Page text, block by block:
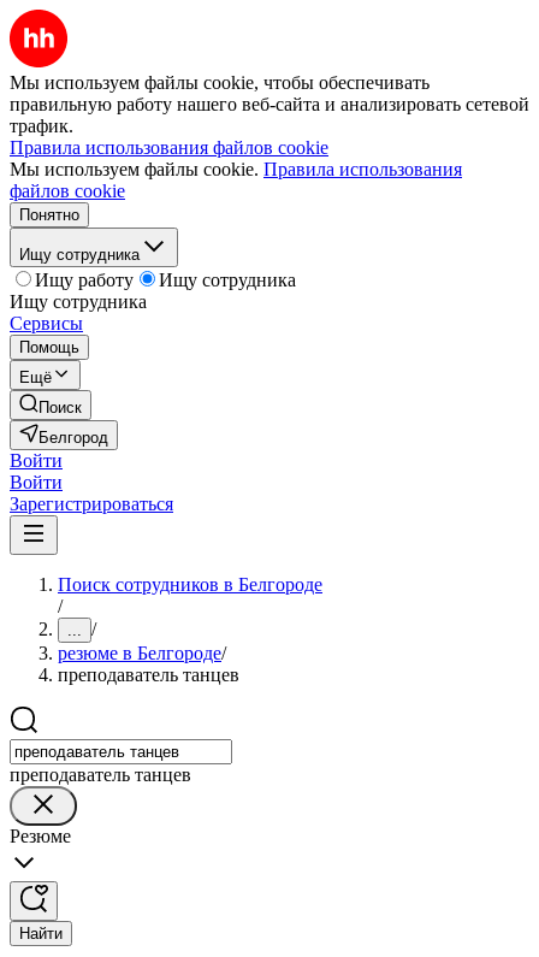
Мы используем файлы cookie, чтобы обеспечивать
правильную работу нашего веб-сайта и анализировать сетевой
трафик.
Правила использования файлов cookie
Мы используем файлы cookie. Правила использования
файлов cookie
Понятно
Ищу сотрудника
Ищу работу
Ищу сотрудника
Ищу сотрудника
Сервисы
Помощь
Ещё
Поиск
Белгород
Войти
Войти
Зарегистрироваться
Поиск сотрудников в Белгороде
/
... /
резюме в Белгороде/
преподаватель танцев
преподаватель танцев
Резюме
Найти